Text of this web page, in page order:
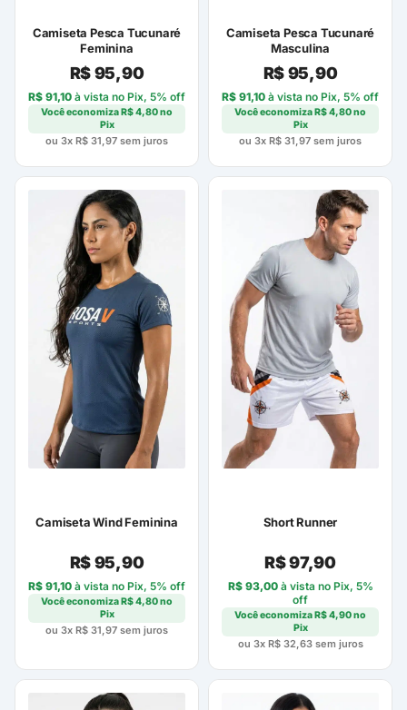
Camiseta Pesca Tucunaré
Feminina
R$95,90
R$ 91,10 à vista no Pix, 5% off
Você economizaR$4,80no
Pix
ou 3x R$ 31,97 sem juros
Camiseta Pesca Tucunaré
Masculina
R$95,90
R$ 91,10 à vista no Pix, 5% off
Você economizaR$4,80no
Pix
ou 3x R$ 31,97 sem juros
Camiseta Wind Feminina
R$95,90
R$ 91,10 à vista no Pix, 5% off
Você economizaR$4,80no
Pix
ou 3x R$ 31,97 sem juros
Short Runner
R$97,90
R$93,00à vista no Pix, 5%
off
Você economizaR$4,90no
Pix
ou 3x R$32,63sem juros